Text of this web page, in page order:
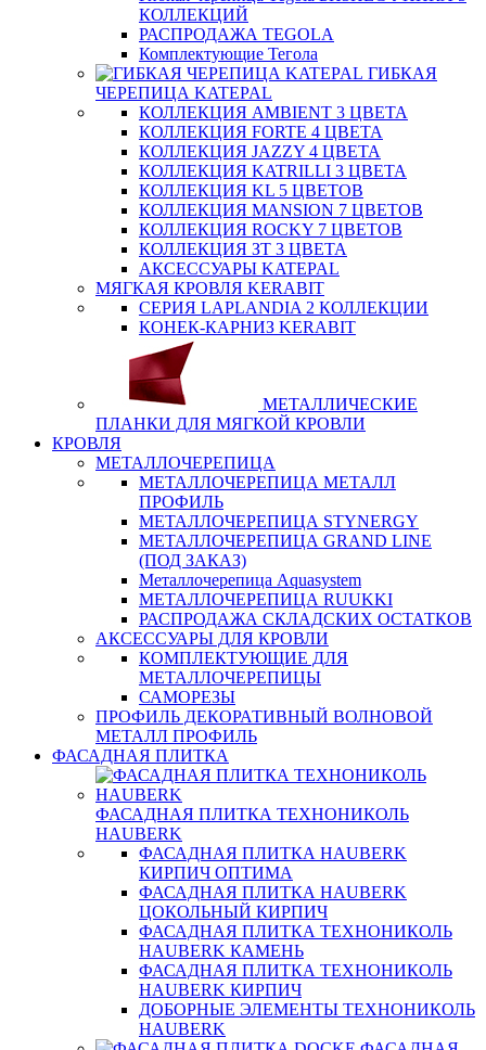
КОЛЛЕКЦИЙ
РАСПРОДАЖА TEGOLA
Комплектующие Тегола
ГИБКАЯ
ЧЕРЕПИЦА KATEPAL
КОЛЛЕКЦИЯ AMBIENT 3 ЦВЕТА
КОЛЛЕКЦИЯ FORTE 4 ЦВЕТА
КОЛЛЕКЦИЯ JAZZY 4 ЦВЕТА
КОЛЛЕКЦИЯ KATRILLI 3 ЦВЕТА
КОЛЛЕКЦИЯ KL 5 ЦВЕТОВ
КОЛЛЕКЦИЯ MANSION 7 ЦВЕТОВ
КОЛЛЕКЦИЯ ROCKY 7 ЦВЕТОВ
КОЛЛЕКЦИЯ ЗТ 3 ЦВЕТА
АКСЕССУАРЫ KATEPAL
МЯГКАЯ КРОВЛЯ KERABIT
СЕРИЯ LAPLANDIA 2 КОЛЛЕКЦИИ
КОНЕК-КАРНИЗ KERABIT
МЕТАЛЛИЧЕСКИЕ
ПЛАНКИ ДЛЯ МЯГКОЙ КРОВЛИ
КРОВЛЯ
МЕТАЛЛОЧЕРЕПИЦА
МЕТАЛЛОЧЕРЕПИЦА МЕТАЛЛ
ПРОФИЛЬ
МЕТАЛЛОЧЕРЕПИЦА STYNERGY
МЕТАЛЛОЧЕРЕПИЦА GRAND LINE
(ПОД ЗАКАЗ)
Металлочерепица Aquasystem
МЕТАЛЛОЧЕРЕПИЦА RUUKKI
РАСПРОДАЖА СКЛАДСКИХ ОСТАТКОВ
АКСЕССУАРЫ ДЛЯ КРОВЛИ
КОМПЛЕКТУЮЩИЕ ДЛЯ
МЕТАЛЛОЧЕРЕПИЦЫ
САМОРЕЗЫ
ПРОФИЛЬ ДЕКОРАТИВНЫЙ ВОЛНОВОЙ
МЕТАЛЛ ПРОФИЛЬ
ФАСАДНАЯ ПЛИТКА
ФАСАДНАЯ ПЛИТКА ТЕХНОНИКОЛЬ
HAUBERK
ФАСАДНАЯ ПЛИТКА HAUBERK
КИРПИЧ ОПТИМА
ФАСАДНАЯ ПЛИТКА HAUBERK
ЦОКОЛЬНЫЙ КИРПИЧ
ФАСАДНАЯ ПЛИТКА ТЕХНОНИКОЛЬ
HAUBERK КАМЕНЬ
ФАСАДНАЯ ПЛИТКА ТЕХНОНИКОЛЬ
HAUBERK КИРПИЧ
ДОБОРНЫЕ ЭЛЕМЕНТЫ ТЕХНОНИКОЛЬ
HAUBERK